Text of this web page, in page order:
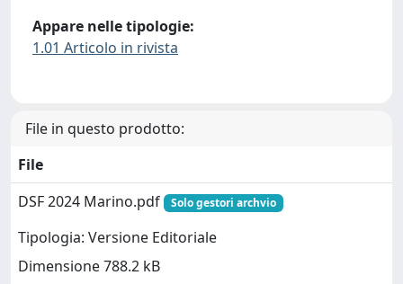
Appare nelle tipologie:
1.01 Articolo in rivista
File in questo prodotto:
File
DSF 2024 Marino.pdf
Solo gestori archvio
Tipologia: Versione Editoriale
Dimensione 788.2 kB